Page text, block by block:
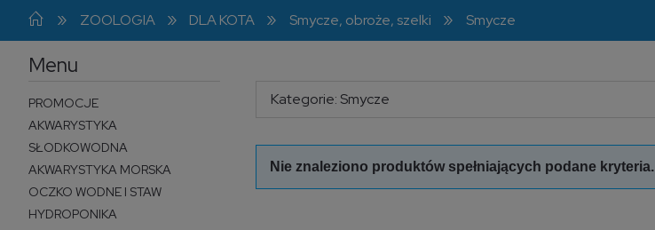
» ZOOLOGIA » DLA KOTA » Smycze, obroże, szelki » Smycze
Menu
PROMOCJE
AKWARYSTYKA
SŁODKOWODNA
AKWARYSTYKA MORSKA
OCZKO WODNE I STAW
HYDROPONIKA
Kategorie: Smycze
Nie znaleziono produktów spełniających podane kryteria.